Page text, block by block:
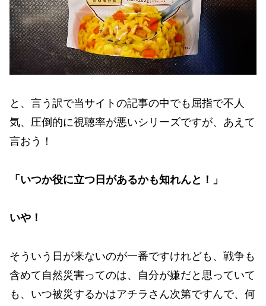
と、言う訳で当サイトの記事の中でも屈指で不人
気、圧倒的に視聴率が悪いシリーズですが、あえて
言おう！
「いつか役に立つ日があるかも知れんと！」
いや！
そういう日が来ないのが一番ですけれども、戦争も
含めて自然災害ってのは、自分が嫌だと思っていて
も、いつ被災するかはアチラさん次第ですんで、何